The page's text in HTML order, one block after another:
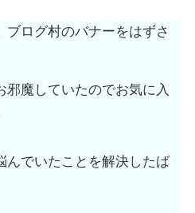
ブログ村のバナーをはずさ
邪魔していたのでお気に入
んでいたことを解決したば